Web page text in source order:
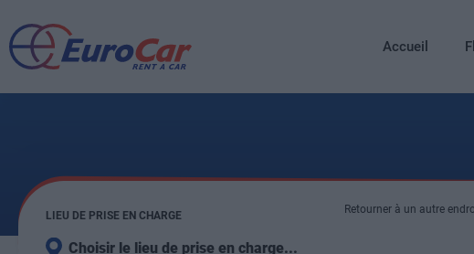
Accueil
LIEU DE PRISE EN CHARGE
Choisir le lieu de prise en charge...
Retourner à un autre